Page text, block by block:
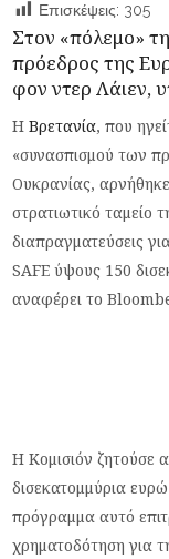
Επισκέψεις: 305
Στον «πόλεμο»
πρόεδρος της
φον ντερ Λάιεν,
ΗΒρετανία, που
«συνασπισμού των
Ουκρανίας,
στρατιωτικό ταμείο
διαπραγματεύσεις
SAFE ύψους 150
αναφέρει το
Η Κομισιόν ζητούσε
δισεκατομμύρια
πρόγραμμα αυτό
χρηματοδότηση για